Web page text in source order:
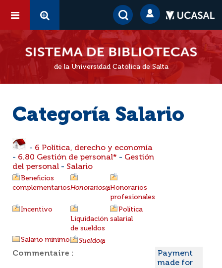
de la Universidad Católica de Salta
Categoría Salario
- 6 Política, derecho y economía
- 6.80 Gestión de personal* - Gestión
del personal - Salario
Beneficios
complementariosHonorarios@Honorarios
profesionales
Incentivo
Liquidación
de sueldos
Política
salarial
Salario mínimo Sueldo@
Commentaire :
Payment
made for